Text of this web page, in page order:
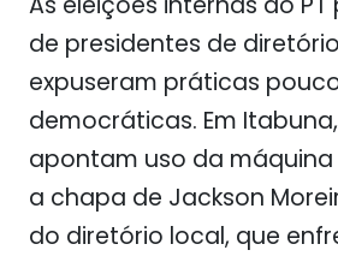
de presidentes de
expuseram práticas
democráticas. Em
apontam uso da
a chapa de Jackson
do diretório local, que